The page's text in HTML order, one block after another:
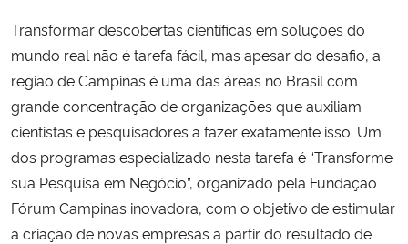
Ministério do Turismo
Ministério do Desenvolvimento Regional
Controladoria-Geral da União
Ministério da Mulher, da Família e dos Direitos Humanos
Secretaria-Geral
Transformar descobertas científicas em soluções do
mundo real não é tarefa fácil, mas apesar do desafio, a
região de Campinas é uma das áreas no Brasil com
grande concentração de organizações que auxiliam
cientistas e pesquisadores a fazer exatamente isso. Um
dos programas especializado nesta tarefa é “Transforme
sua Pesquisa em Negócio”, organizado pela Fundação
Fórum Campinas inovadora, com o objetivo de estimular
a criação de novas empresas a partir do resultado de